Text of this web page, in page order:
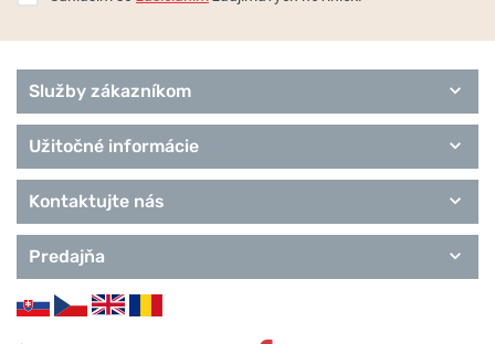
Služby zákazníkom
Užitočné informácie
Kontaktujte nás
Predajňa